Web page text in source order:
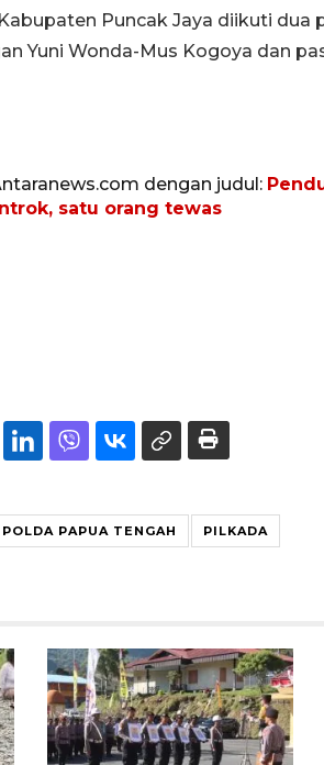
Puncak Jaya diikuti dua
Yuni Wonda-Mus Kogoya dan
dengan judul:
satu orang tewas
POLDA PAPUA TENGAH PILKADA
14 March